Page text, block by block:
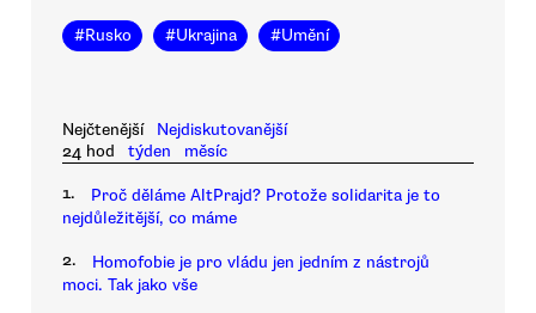
#Rusko #Ukrajina #Umění
Nejčtenější
Nejdiskutovanější
24 hod
týden měsíc
1.
Proč děláme AltPrajd? Protože solidarita je to
nejdůležitější, co máme
2.
Homofobie je pro vládu jen jedním z nástrojů
moci. Tak jako vše